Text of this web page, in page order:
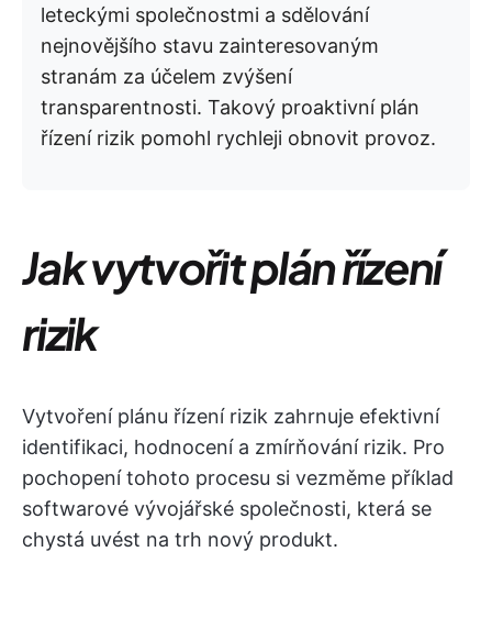
leteckými společnostmi a sdělování
nejnovějšího stavu zainteresovaným
stranám za účelem zvýšení
transparentnosti. Takový proaktivní plán
řízení rizik pomohl rychleji obnovit provoz.
Jak vytvořit plán řízení
rizik
Vytvoření plánu řízení rizik zahrnuje efektivní
identifikaci, hodnocení a zmírňování rizik. Pro
pochopení tohoto procesu si vezměme příklad
softwarové vývojářské společnosti, která se
chystá uvést na trh nový produkt.